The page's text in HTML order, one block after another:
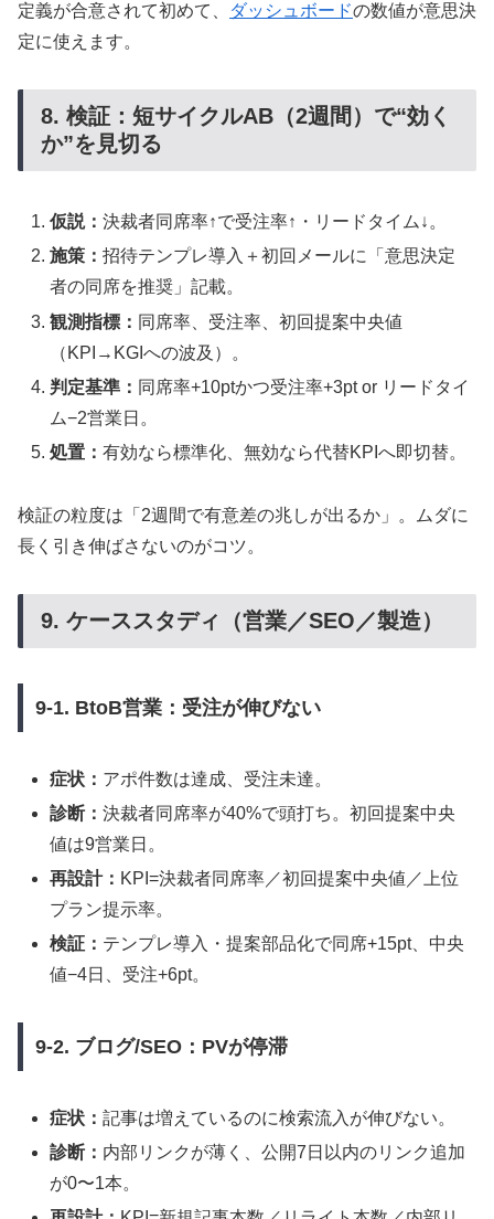
定義が合意されて初めて、 ダッシュボードの数値が意思決
定に使えます。
8. 検証：短サイクルAB（2週間）で“効く
か”を見切る
仮説：決裁者同席率↑で受注率↑・リードタイム↓。
施策：招待テンプレ導入＋初回メールに「意思決定
者の同席を推奨」記載。
観測指標： 同席率、受注率、初回提案中央値
（KPI→KGIへの波及）。
判定基準： 同席率+10ptかつ受注率+3pt or リードタイ
ム−2営業日。
処置：有効なら標準化、無効なら代替KPIへ即切替。
検証の粒度は「2週間で有意差の兆しが出るか」。ムダに
長く引き伸ばさないのがコツ。
9. ケーススタディ（営業／SEO／製造）
9-1. BtoB営業：受注が伸びない
症状： アポ件数は達成、受注未達。
診断：決裁者同席率が40%で頭打ち。初回提案中央
値は9営業日。
再設計： KPI=決裁者同席率／初回提案中央値／上位
プラン提示率。
検証： テンプレ導入・提案部品化で同席+15pt、中央
値−4日、受注+6pt。
9-2. ブログ/SEO：PVが停滞
症状：記事は増えているのに検索流入が伸びない。
診断： 内部リンクが薄く、公開7日以内のリンク追加
が0〜1本。